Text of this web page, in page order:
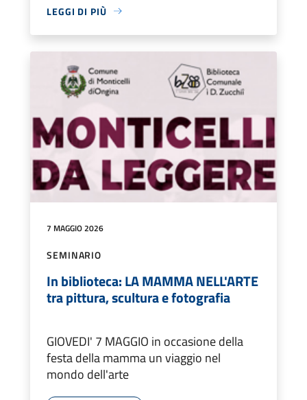
LEGGI DI PIÙ
7 MAGGIO 2026
SEMINARIO
In biblioteca: LA MAMMA NELL'ARTE
tra pittura, scultura e fotografia
GIOVEDI' 7 MAGGIO in occasione della
festa della mamma un viaggio nel
mondo dell'arte